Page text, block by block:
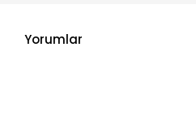
Yorumlar